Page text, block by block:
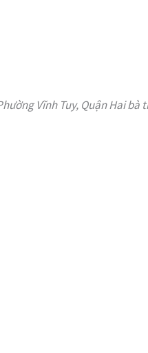
Vĩnh Tuy, Quận Hai bà